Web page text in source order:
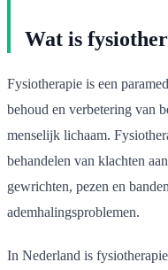
Wat is
Fysiotherapie is een
behoud en verbetering van
menselijk lichaam.
behandelen van klachten
gewrichten, pezen en
ademhalingsproblemen.
In Nederland is